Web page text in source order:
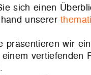
sich einen
unserer
präsentieren wir
vertiefenden